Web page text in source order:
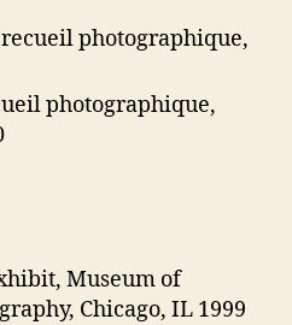
photographique,
photographique,
Museum of
Chicago, IL 1999